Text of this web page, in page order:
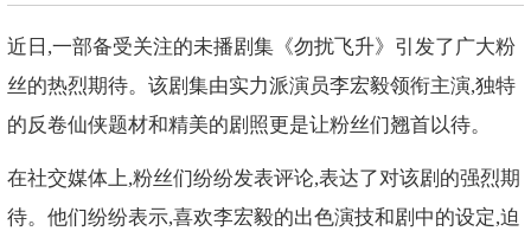
近日,一部备受关注的未播剧集《勿扰飞升》引发了广大粉
丝的热烈期待。该剧集由实力派演员李宏毅领衔主演,独特
的反卷仙侠题材和精美的剧照更是让粉丝们翘首以待。
在社交媒体上,粉丝们纷纷发表评论,表达了对该剧的强烈期
待。他们纷纷表示,喜欢李宏毅的出色演技和剧中的设定,迫